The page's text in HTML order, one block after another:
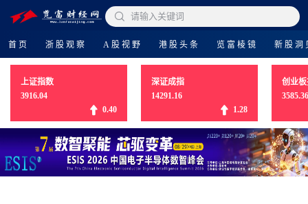
 请输入关键词
首页 浙股观察 A股视野 港股头条 览富棱镜 新股洞
上证指数
3916.04
0.40
深证成指
14291.16
1.28
创业
3585.36